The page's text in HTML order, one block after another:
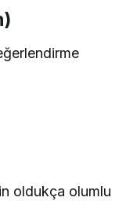
oldukça olumlu